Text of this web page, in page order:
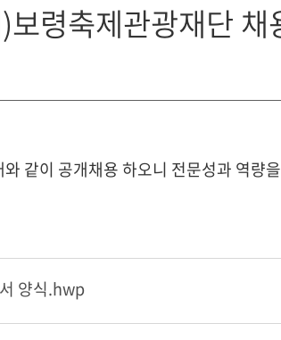
령축제관광재단 채
같이 공개채용 하오니 전문성과 역량
양식.hwp